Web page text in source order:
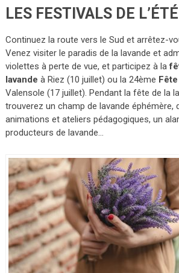
LES FESTIVALS DE L’ÉTÉ
Continuez la route vers le Sud et arrêtez-
Venez visiter le paradis de la lavande et
violettes à perte de vue, et participez à la
lavande à Riez (10 juillet) ou la 24ème
Valensole (17 juillet). Pendant la fête de la
trouverez un champ de lavande éphémère,
animations et ateliers pédagogiques, un
producteurs de lavande…